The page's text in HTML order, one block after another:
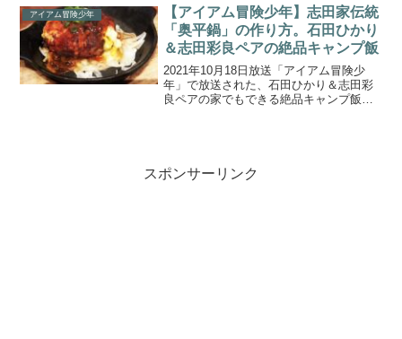
GP』！三代目『飯ごう神』の称号をかけ
て、飯ごう...
アイアム冒険少年
【アイアム冒険少年】志田家伝統
「奥平鍋」の作り方。石田ひかり
＆志田彩良ペアの絶品キャンプ飯
2021年10月18日放送「アイアム冒険少
年」で放送された、石田ひかり＆志田彩
良ペアの家でもできる絶品キャンプ飯
スポンサーリンク